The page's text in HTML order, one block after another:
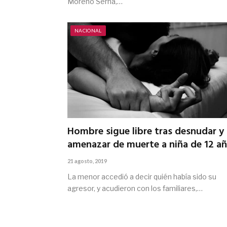
NACIONAL
Hombre sigue libre tras desnudar y
amenazar de muerte a niña de 12
21 agosto, 2019
La menor accedió a decir quién había sido su
agresor, y acudieron con los familiares,…